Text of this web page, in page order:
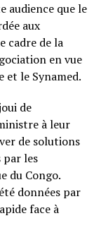
audience que le
aux
cadre de la
en vue
et le Synamed.
de
à leur
de solutions
les
du Congo.
données par
face à